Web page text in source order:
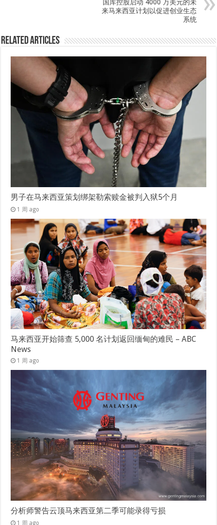
国库控股启动 4000 万美元的未
来马来西亚计划以促进创业生态
系统
Related Articles
男子在马来西亚策划绑架勒索赎金被判入狱5个月
1 周 ago
马来西亚开始筛查 5,000 名计划返回缅甸的难民 – ABC
News
1 周 ago
分析师警告云顶马来西亚第二季可能录得亏损
1 周 ago